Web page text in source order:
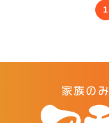
投稿ナビゲー 1